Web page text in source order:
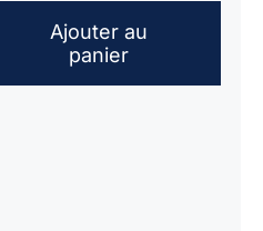
Ajouter au
panier